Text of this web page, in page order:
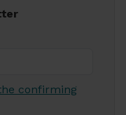
confirming